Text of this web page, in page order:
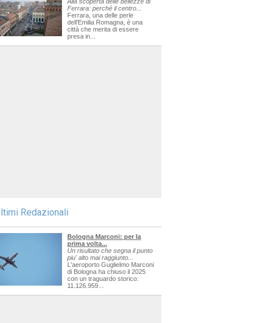
Ferrara: perché il centro...
Ferrara, una delle perle
dell'Emilia Romagna, è una
città che merita di essere
presa in...
Redazionali
Bologna Marconi: per la
prima volta...
Un risultato che segna il punto
piu' alto mai raggiunto...
L'aeroporto Guglielmo Marconi
di Bologna ha chiuso il 2025
con un traguardo storico:
11.126.959...